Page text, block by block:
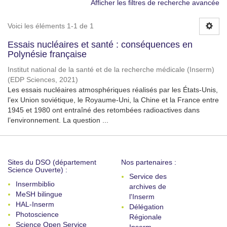
Afficher les filtres de recherche avancée
Voici les éléments 1-1 de 1
Essais nucléaires et santé : conséquences en
Polynésie française
Institut national de la santé et de la recherche médicale (Inserm)
(EDP Sciences, 2021)
Les essais nucléaires atmosphériques réalisés par les États-Unis,
l’ex Union soviétique, le Royaume-Uni, la Chine et la France entre
1945 et 1980 ont entraîné des retombées radioactives dans
l’environnement. La question ...
Sites du DSO (département
Science Ouverte) :
Insermbiblio
MeSH bilingue
HAL-Inserm
Photoscience
Science Open Service
Nos partenaires :
Service des
archives de
l'Inserm
Délégation
Régionale